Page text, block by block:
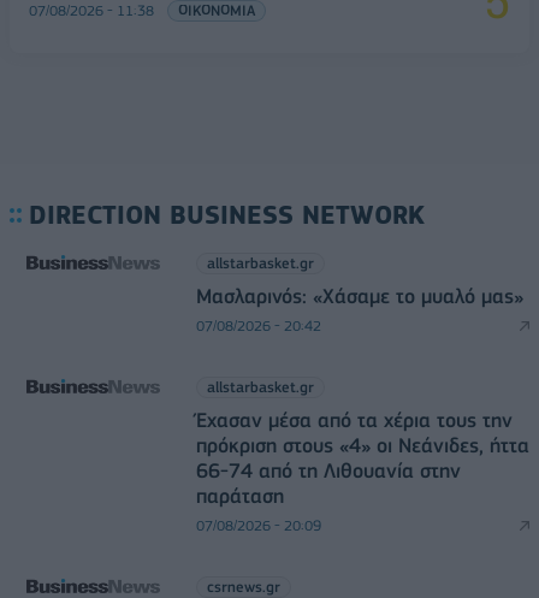
07/08/2026 - 11:38 ΟΙΚΟΝΟΜΙΑ
DIRECTION BUSINESS NETWORK
allstarbasket.gr
Μασλαρινός: «Χάσαμε το μυαλό μας»
07/08/2026 - 20:42
allstarbasket.gr
Έχασαν μέσα από τα χέρια τους την
πρόκριση στους «4» οι Νεάνιδες, ήττα
66-74 από τη Λιθουανία στην
παράταση
07/08/2026 - 20:09
csrnews.gr